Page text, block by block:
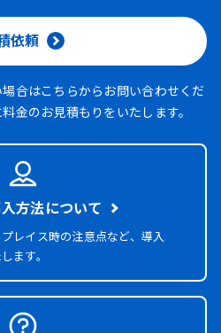
依頼
合はこちらからお問い合わせくだ
金のお見積もりをいたします。
方法について
レイス時の注意点など、導入
ます。